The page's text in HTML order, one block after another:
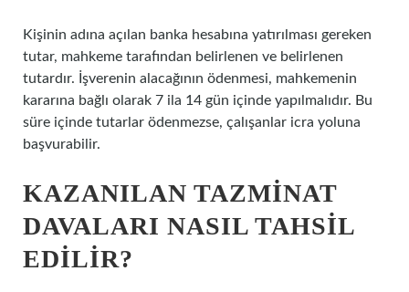
Kişinin adına açılan banka hesabına yatırılması gereken
tutar, mahkeme tarafından belirlenen ve belirlenen
tutardır. İşverenin alacağının ödenmesi, mahkemenin
kararına bağlı olarak 7 ila 14 gün içinde yapılmalıdır. Bu
süre içinde tutarlar ödenmezse, çalışanlar icra yoluna
başvurabilir.
KAZANILAN TAZMINAT
DAVALARI NASIL TAHSIL
EDILIR?